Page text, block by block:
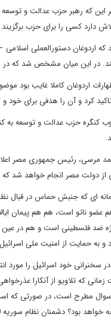
دارد کسی را برای حزب برگزیند
کند. در این میان مشخص شد که
اردوغان کاملا غایب بود
تاکید کرد و آن را هدفی برای
کنگره حزب عدالت و توسعه به
مرسی، رئیس جمهوری مصر
از دولت مصر انجام خواهد شد
ای که جنبش حماس در قبال
عضو ناتو است، هم هم پیمان
ضد فلسطینی است و هم در عین
و به حمایت از امنیت ملی
سخنرانی خود اسرائیل را مورد
که تلاویو از آنکارا
مطرح است، در صورتی که
بود؟ دشمنان نظام سوریه